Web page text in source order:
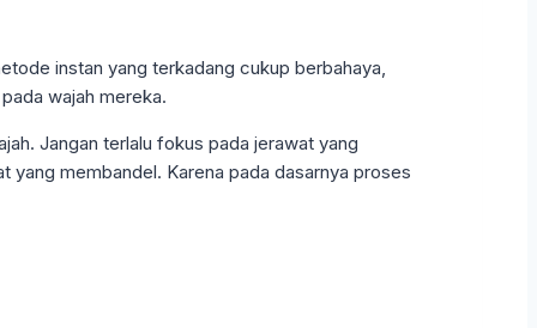
instan yang terkadang cukup berbahaya,
wajah mereka.
Jangan terlalu fokus pada jerawat yang
yang membandel. Karena pada dasarnya proses